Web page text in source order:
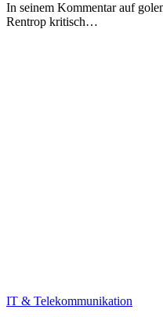
In seinem Kommentar auf
Rentrop kritisch…
IT & Telekommunikation